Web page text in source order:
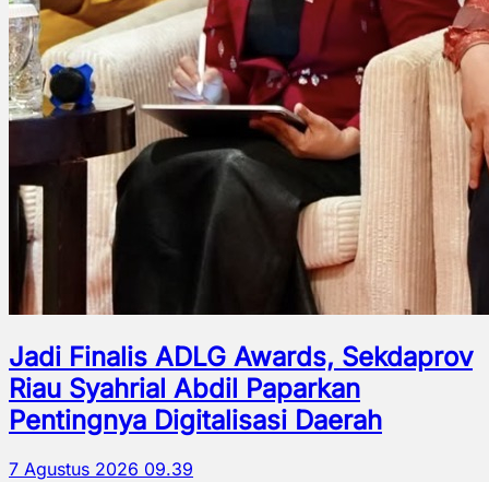
Jadi Finalis ADLG Awards, Sekdaprov
Riau Syahrial Abdil Paparkan
Pentingnya Digitalisasi Daerah
7 Agustus 2026 09.39